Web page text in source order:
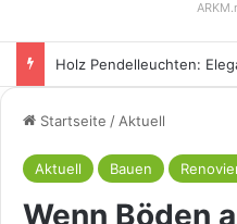
Startseite / Aktuell
Aktuell Bauen
Wenn Böden